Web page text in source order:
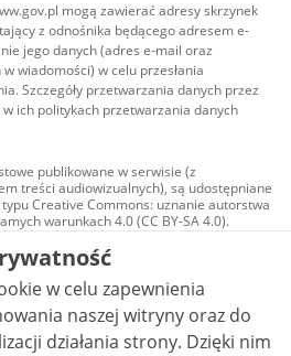
mogą zawierać adresy skrzynek
z odnośnika będącego adresem e-
jego danych (adres e-mail oraz
wiadomości) w celu przesłania
Szczegóły przetwarzania danych przez
ich politykach przetwarzania danych
publikowane w serwisie (z
treści audiowizualnych), są udostępniane
Creative Commons: uznanie autorstwa
warunkach 4.0 (CC BY-SA 4.0).
w tym zdjęcia, materiały
są udostępniane na licencji typu
uznanie autorstwa użycie
- bez utworów zależnych 4.0 (CC BY-
o ile nie jest to stwierdzone inaczej.
w celu zapewnienia
naszej witryny oraz do
strony. Dzięki nim